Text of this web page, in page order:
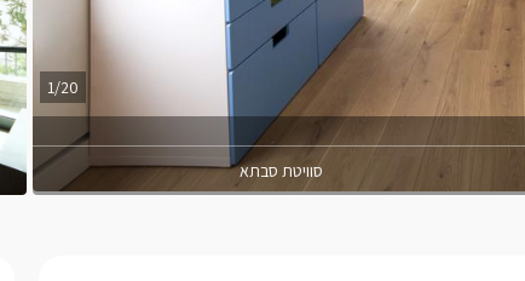
1/20
סוויטת סבתא